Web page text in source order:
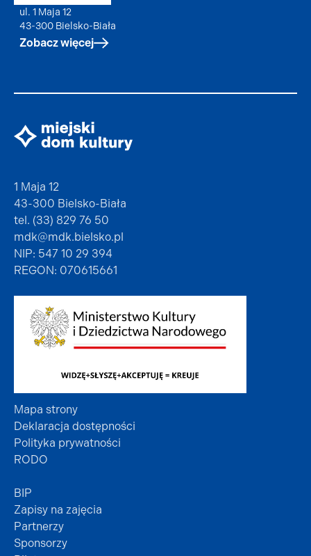
ul. 1 Maja 12
43-300 Bielsko-Biała
Zobacz więcej
1 Maja 12
43-300 Bielsko-Biała
tel. (33) 829 76 50
mdk@mdk.bielsko.pl
NIP: 547 10 29 394
REGON: 070615661
Mapa strony
Deklaracja dostępności
Polityka prywatności
RODO
BIP
Zapisy na zajęcia
Partnerzy
Sponsorzy